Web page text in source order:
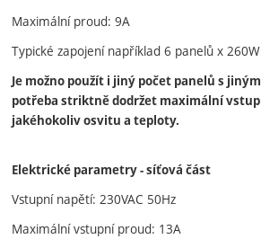
Maximální proud: 9A
Typické zapojení například 6 panelů x
Je možno použít i jiný počet panelů s
potřeba striktně dodržet maximální
jakéhokoliv osvitu a teploty.
Elektrické parametry - síťová část
Vstupní napětí: 230VAC 50Hz
Maximální vstupní proud: 13A